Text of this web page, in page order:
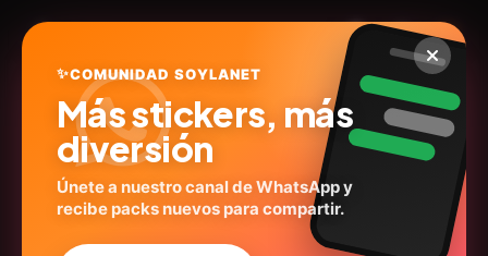
MICHAEL JACKSON 🕺🏻
✨COMUNIDAD SOYLANET
Más stickers, más
diversión
Únete a nuestro canal de WhatsApp y
recibe packs nuevos para compartir.